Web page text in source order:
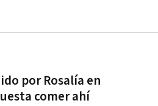
por Rosalía en
comer ahí